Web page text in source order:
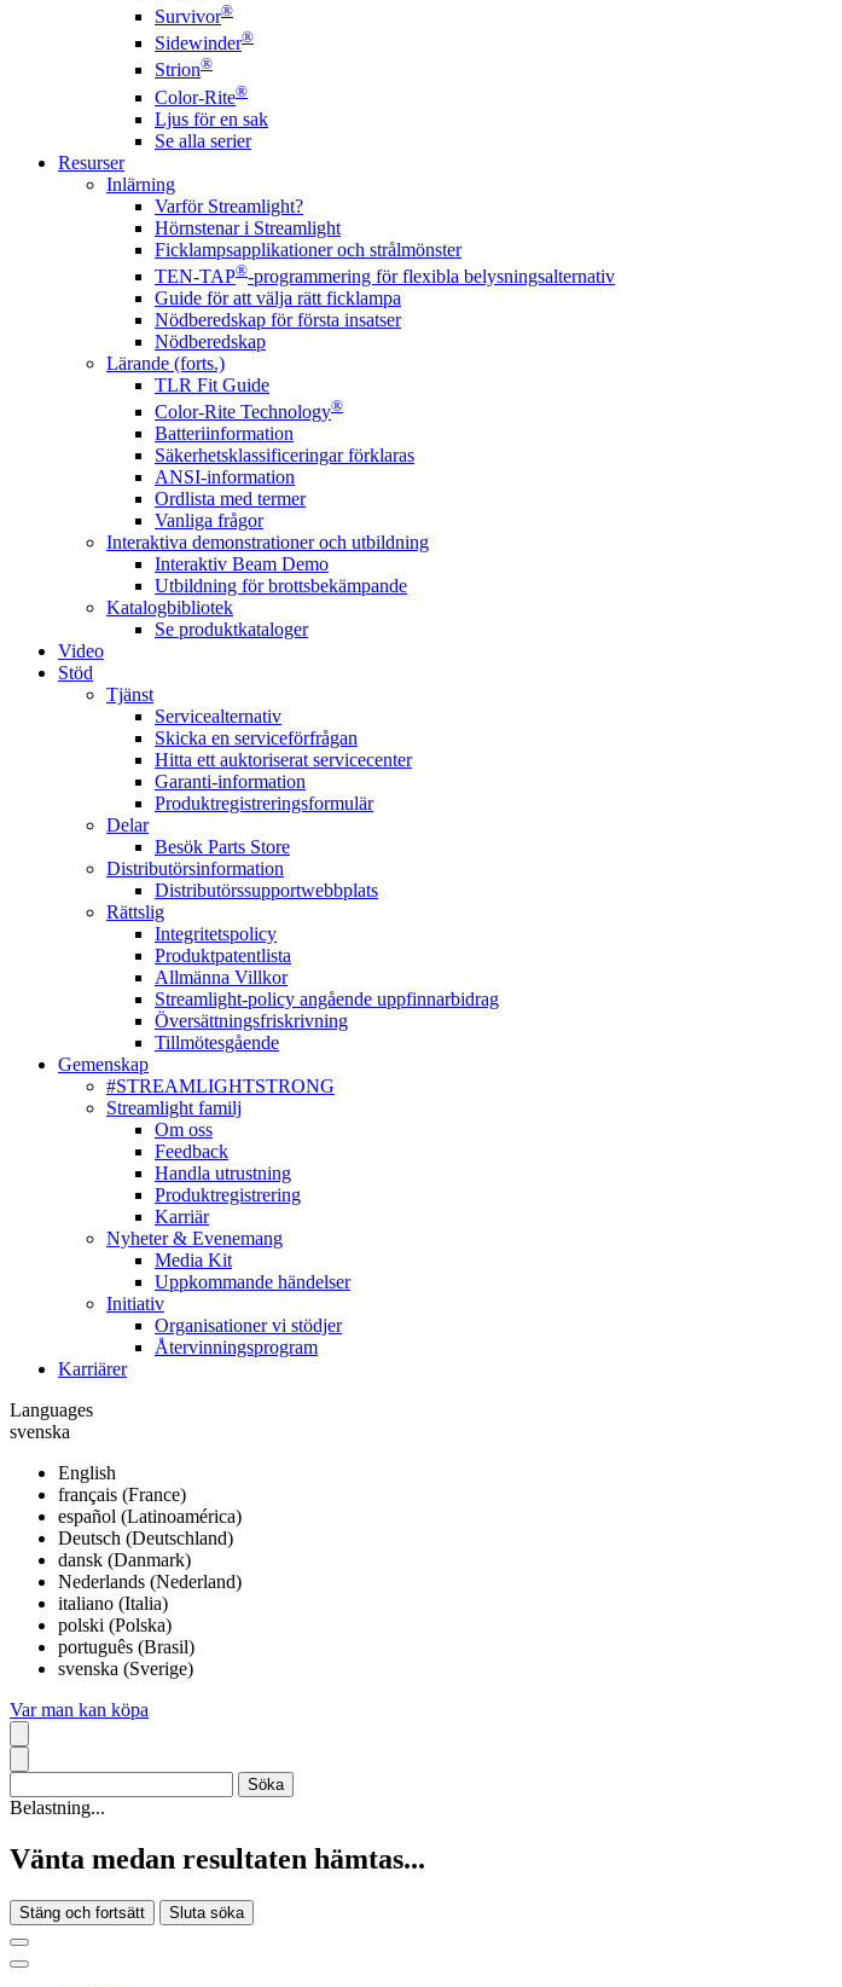
Survivor®
Sidewinder®
Strion®
Color-Rite®
Ljus för en sak
Se alla serier
Resurser
Inlärning
Varför Streamlight?
Hörnstenar i Streamlight
Ficklampsapplikationer och strålmönster
TEN-TAP®-programmering för flexibla belysningsalternativ
Guide för att välja rätt ficklampa
Nödberedskap för första insatser
Nödberedskap
Lärande (forts.)
TLR Fit Guide
Color-Rite Technology®
Batteriinformation
Säkerhetsklassificeringar förklaras
ANSI-information
Ordlista med termer
Vanliga frågor
Interaktiva demonstrationer och utbildning
Interaktiv Beam Demo
Utbildning för brottsbekämpande
Katalogbibliotek
Se produktkataloger
Video
Stöd
Tjänst
Servicealternativ
Skicka en serviceförfrågan
Hitta ett auktoriserat servicecenter
Garanti-information
Produktregistreringsformulär
Delar
Besök Parts Store
Distributörsinformation
Distributörssupportwebbplats
Rättslig
Integritetspolicy
Produktpatentlista
Allmänna Villkor
Streamlight-policy angående uppfinnarbidrag
Översättningsfriskrivning
Tillmötesgående
Gemenskap
#STREAMLIGHTSTRONG
Streamlight familj
Om oss
Feedback
Handla utrustning
Produktregistrering
Karriär
Nyheter & Evenemang
Media Kit
Uppkommande händelser
Initiativ
Organisationer vi stödjer
Återvinningsprogram
Karriärer
Languages
svenska
English
français (France)
español (Latinoamérica)
Deutsch (Deutschland)
dansk (Danmark)
Nederlands (Nederland)
italiano (Italia)
polski (Polska)
português (Brasil)
svenska (Sverige)
Var man kan köpa
Belastning...
Vänta medan resultaten hämtas...
Stäng och fortsätt Sluta söka